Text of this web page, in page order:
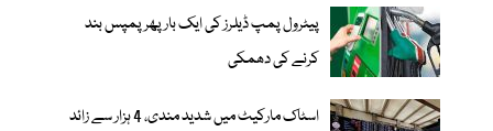
پیٹرول پمپ ڈیلرز کی ایک بار پھر پمپس بند
کرنے کی دھمکی
اسٹاک مارکیٹ میں شدید مندی، 4 ہزار سے زائد